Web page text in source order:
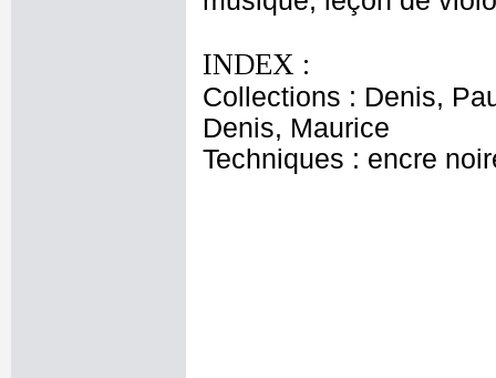
INDEX :
Collections : Denis,
Denis, Maurice
Techniques : encre